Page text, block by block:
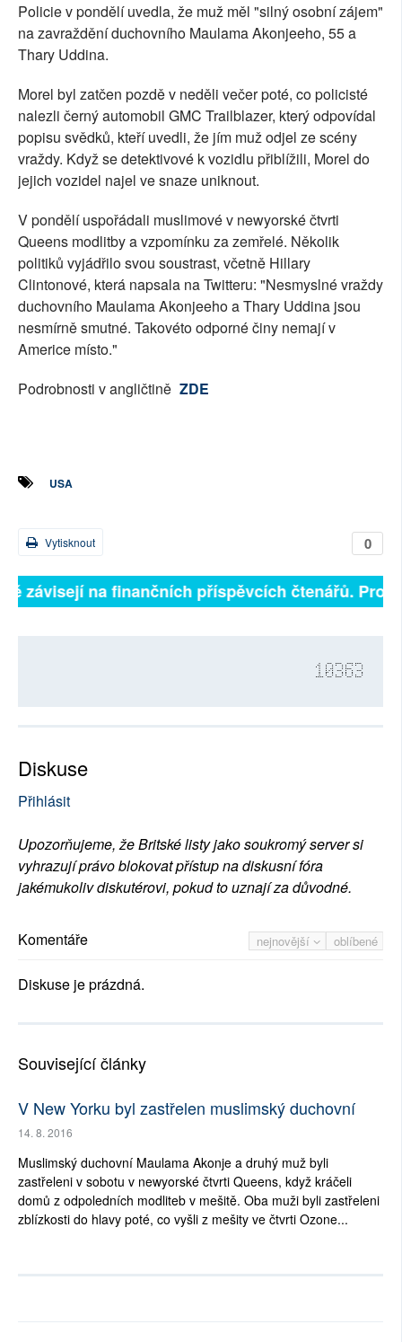
Policie v pondělí uvedla, že muž měl "silný osobní zájem"
na zavraždění duchovního Maulama Akonjeeho, 55 a
Thary Uddina.
Morel byl zatčen pozdě v neděli večer poté, co policisté
nalezli černý automobil GMC Trailblazer, který odpovídal
popisu svědků, kteří uvedli, že jím muž odjel ze scény
vraždy. Když se detektivové k vozidlu přiblížili, Morel do
jejich vozidel najel ve snaze uniknout.
V pondělí uspořádali muslimové v newyorské čtvrti
Queens modlitby a vzpomínku za zemřelé. Několik
politiků vyjádřilo svou soustrast, včetně Hillary
Clintonové, která napsala na Twitteru: "Nesmyslné vraždy
duchovního Maulama Akonjeeho a Thary Uddina jsou
nesmírně smutné. Takovéto odporné činy nemají v
Americe místo."
Podrobnosti v angličtině ZDE
USA
0
Vytisknout
závisejí na finančních příspěvcích čtenářů.
10363
Diskuse
Přihlásit
Upozorňujeme, že Britské listy jako soukromý server si
vyhrazují právo blokovat přístup na diskusní fóra
jakémukoliv diskutérovi, pokud to uznají za důvodné.
nejnovější oblíbené
Komentáře
Diskuse je prázdná.
Související články
V New Yorku byl zastřelen muslimský duchovní
14. 8. 2016
Muslimský duchovní Maulama Akonje a druhý muž byli
zastřeleni v sobotu v newyorské čtvrti Queens, když kráčeli
domů z odpoledních modliteb v mešitě. Oba muži byli zastřeleni
zblízkosti do hlavy poté, co vyšli z mešity ve čtvrti Ozone...